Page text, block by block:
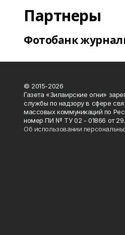
Партнеры
Фотобанк
© 2015-2026
Газета «Зилаирские огни»
службы по надзору в сфере
массовых коммуникаций по
номер ПИ № ТУ 02 - 01866 от
Об использовании